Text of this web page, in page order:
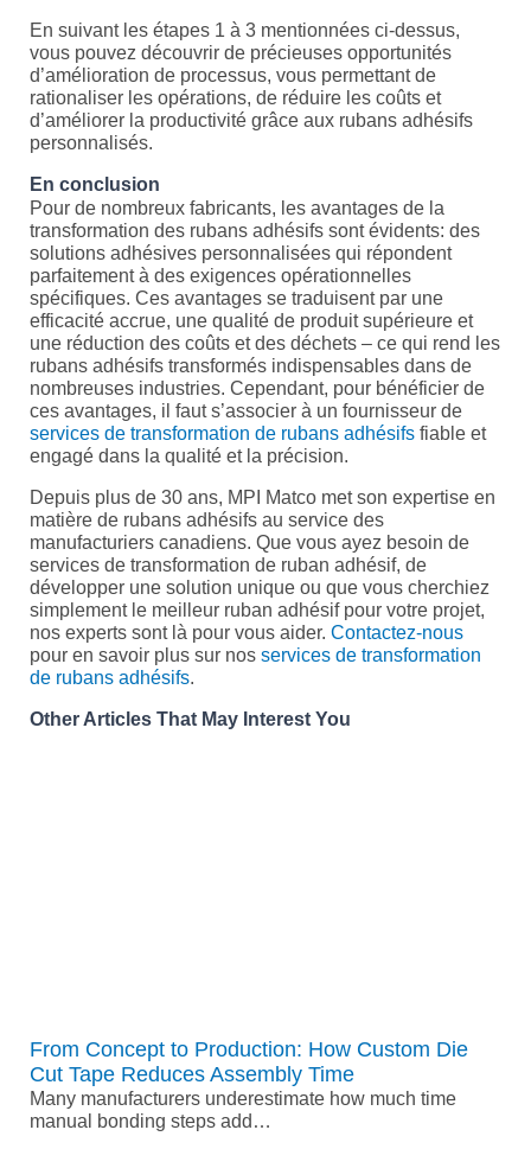
En suivant les étapes 1 à 3 mentionnées ci-dessus,
vous pouvez découvrir de précieuses opportunités
d’amélioration de processus, vous permettant de
rationaliser les opérations, de réduire les coûts et
d’améliorer la productivité grâce aux rubans adhésifs
personnalisés.
En conclusion
Pour de nombreux fabricants, les avantages de la
transformation des rubans adhésifs sont évidents: des
solutions adhésives personnalisées qui répondent
parfaitement à des exigences opérationnelles
spécifiques. Ces avantages se traduisent par une
efficacité accrue, une qualité de produit supérieure et
une réduction des coûts et des déchets – ce qui rend les
rubans adhésifs transformés indispensables dans de
nombreuses industries. Cependant, pour bénéficier de
ces avantages, il faut s’associer à un fournisseur de
services de transformation de rubans adhésifs fiable et
engagé dans la qualité et la précision.
Depuis plus de 30 ans, MPI Matco met son expertise en
matière de rubans adhésifs au service des
manufacturiers canadiens. Que vous ayez besoin de
services de transformation de ruban adhésif, de
développer une solution unique ou que vous cherchiez
simplement le meilleur ruban adhésif pour votre projet,
nos experts sont là pour vous aider. Contactez-nous
pour en savoir plus sur nos services de transformation
de rubans adhésifs.
Other Articles That May Interest You
From Concept to Production: How Custom Die
Cut Tape Reduces Assembly Time
Many manufacturers underestimate how much time
manual bonding steps add…